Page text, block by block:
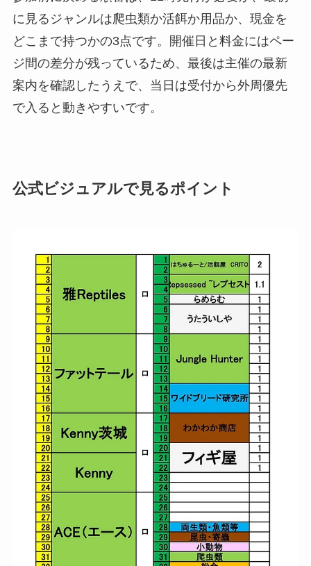
に見るジャンルは爬虫類か活餌か用品か、現金を
どこまで持つかの3点です。開催日と料金にはペー
ジ間の差分が残っているため、最後は主催の最新
案内を確認したうえで、当日は受付から外周優先
で入ると動きやすいです。
公式ビジュアルで見るポイント